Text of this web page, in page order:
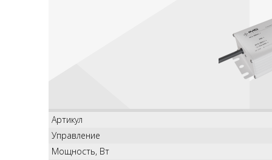
Артикул
Управление
Мощность, Вт